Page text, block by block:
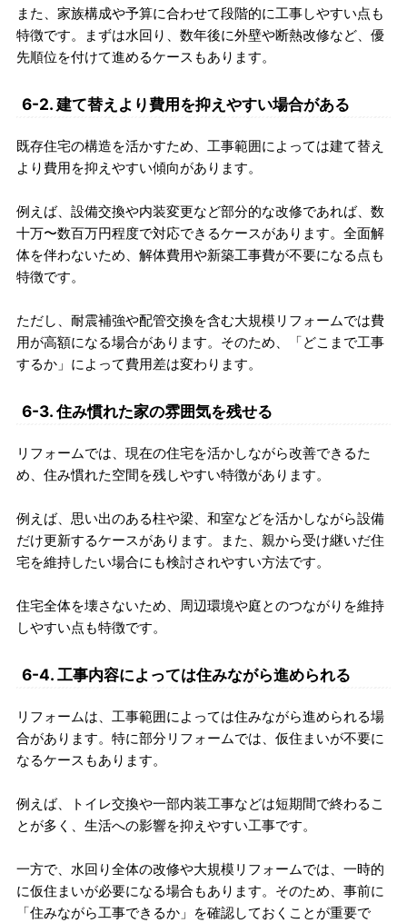
また、家族構成や予算に合わせて段階的に工事しやすい点も
特徴です。まずは水回り、数年後に外壁や断熱改修など、優
先順位を付けて進めるケースもあります。
6-2. 建て替えより費用を抑えやすい場合がある
既存住宅の構造を活かすため、工事範囲によっては建て替え
より費用を抑えやすい傾向があります。
例えば、設備交換や内装変更など部分的な改修であれば、数
十万〜数百万円程度で対応できるケースがあります。全面解
体を伴わないため、解体費用や新築工事費が不要になる点も
特徴です。
ただし、耐震補強や配管交換を含む大規模リフォームでは費
用が高額になる場合があります。そのため、「どこまで工事
するか」によって費用差は変わります。
6-3. 住み慣れた家の雰囲気を残せる
リフォームでは、現在の住宅を活かしながら改善できるた
め、住み慣れた空間を残しやすい特徴があります。
例えば、思い出のある柱や梁、和室などを活かしながら設備
だけ更新するケースがあります。また、親から受け継いだ住
宅を維持したい場合にも検討されやすい方法です。
住宅全体を壊さないため、周辺環境や庭とのつながりを維持
しやすい点も特徴です。
6-4. 工事内容によっては住みながら進められる
リフォームは、工事範囲によっては住みながら進められる場
合があります。特に部分リフォームでは、仮住まいが不要に
なるケースもあります。
例えば、トイレ交換や一部内装工事などは短期間で終わるこ
とが多く、生活への影響を抑えやすい工事です。
一方で、水回り全体の改修や大規模リフォームでは、一時的
に仮住まいが必要になる場合もあります。そのため、事前に
「住みながら工事できるか」を確認しておくことが重要で